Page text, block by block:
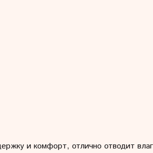
и комфорт, отлично отводит